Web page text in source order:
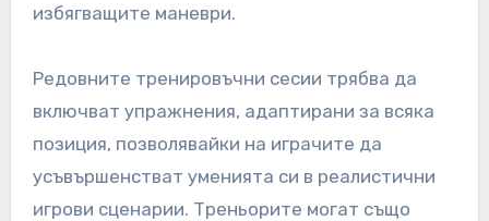
избягващите маневри.
Редовните тренировъчни сесии трябва да
включват упражнения, адаптирани за всяка
позиция, позволявайки на играчите да
усъвършенстват уменията си в реалистични
игрови сценарии. Треньорите могат също